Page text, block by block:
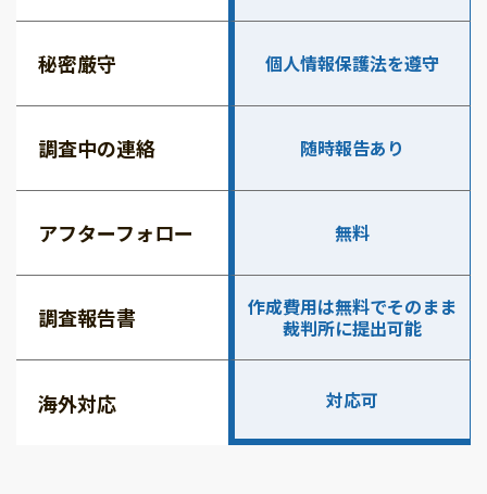
秘密厳守 個人情報保護法を遵守
調査中の連絡 随時報告あり
アフターフォロー 無料
調査報告書
作成費用は無料でそのまま
裁判所に提出可能
海外対応 対応可